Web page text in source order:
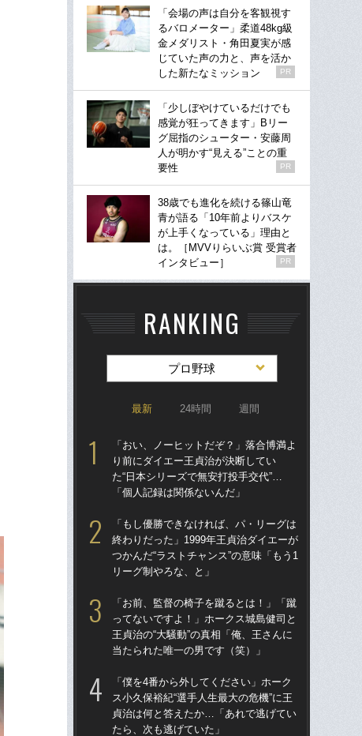
「会場の声は自分を客観視す
るバロメーター」柔道48kg級
金メダリスト・角田夏実が感
じていた声の力と、声を活か
した新たなミッション
PR
「少しぼやけているだけでも
感覚が狂ってきます」Bリー
グ屈指のシューター・安藤周
人が明かす“見える”ことの重
要性
PR
38歳でも進化を続ける篠山竜
青が語る「10年前よりバスケ
が上手くなっている」理由と
は。［MVVりらいぶ賞 受賞者
インタビュー］
PR
RANKING
プロ野球
最新 24時間 週間
「おい、ノーヒットだぞ？」落合博満よ
り前にダイエー王貞治が決断してい
た“日本シリーズで無安打投手交代”…
「個人記録は関係ないんだ」
「もし優勝できなければ、パ・リーグは
終わりだった」1999年王貞治ダイエーが
つかんだ“ラストチャンス”の意味「もう1
リーグ制やろな、と」
「お前、監督の椅子を蹴るとは！」「蹴
ってないですよ！」ホークス城島健司と
王貞治の“大騒動”の真相「俺、王さんに
当たられた唯一の男です（笑）」
「僕を4番から外してください」ホーク
ス小久保裕紀“選手人生最大の危機”に王
貞治は何と答えたか…「あれで逃げてい
たら、次も逃げていた」